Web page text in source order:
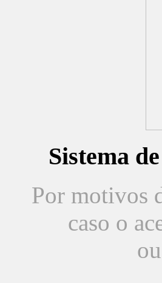
Sistema
Por motivos
caso o